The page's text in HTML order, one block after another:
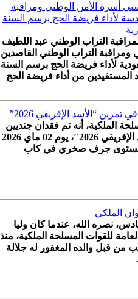
أسرة الأمن الوطني ومراقبة
لأداء فريضة الحج برسم السنة
التراب الوطني عبد اللطيف
التراب الوطني القاصدين
لأداء فريضة الحج برسم السنة
م).~ويبلغ عدد المستفيدين من أداء فريضة الحج
“الأسد الإفريقي 2026”
الملكية، أنه تم فقدان جنديين
أمريكيين مشاركين في تمرين “الأسد الإفريقي 2026″، يوم 02 ماي 2026
مستوى جرف صخري في كاب
الملكي
نصره الله، عندما كان وليا
للقوات المسلحة الملكية، منذ
من قبل والده المغفور له جلالة